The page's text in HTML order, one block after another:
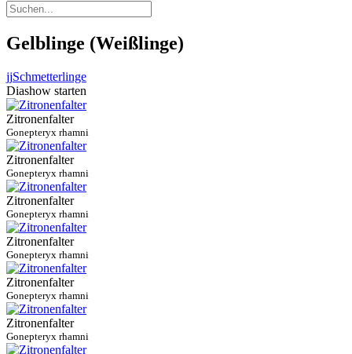
Gelblinge (Weißlinge)
jjSchmetterlinge
Diashow starten
Zitronenfalter
Gonepteryx rhamni
Zitronenfalter
Gonepteryx rhamni
Zitronenfalter
Gonepteryx rhamni
Zitronenfalter
Gonepteryx rhamni
Zitronenfalter
Gonepteryx rhamni
Zitronenfalter
Gonepteryx rhamni